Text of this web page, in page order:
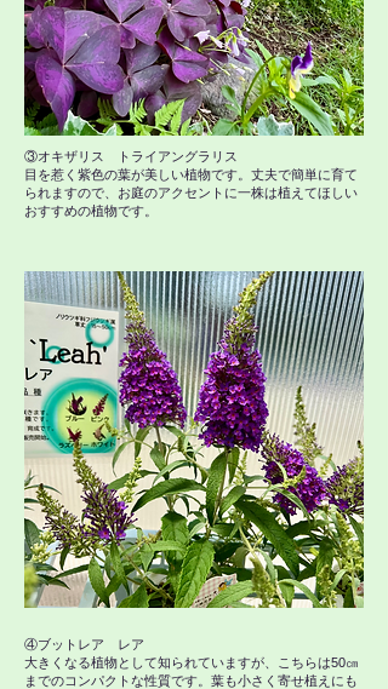
③オキザリス トライアングラリス
目を惹く紫色の葉が美しい植物です。丈夫で簡単に育て
られますので、お庭のアクセントに一株は植えてほしい
おすすめの植物です。
​④ブットレア レア
大きくなる植物として知られていますが、こちらは50㎝
までのコンパクトな性質です。葉も小さく寄せ植えにも